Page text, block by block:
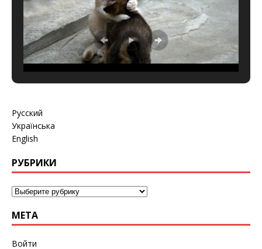
Русский
Українська
English
РУБРИКИ
МЕТА
Войти